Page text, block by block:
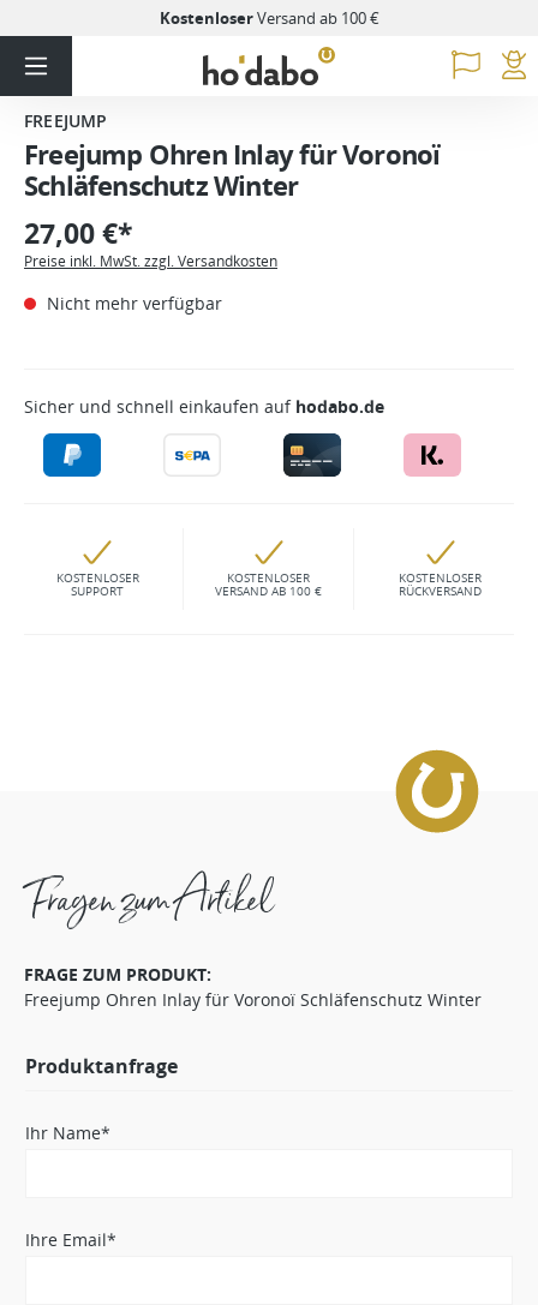
KostenloserVersand ab 100 €
FREEJUMP
Freejump Ohren Inlay für Voronoï
Schläfenschutz Winter
27,00 €*
Preise inkl. MwSt. zzgl. Versandkosten
Nicht mehr verfügbar
Sicher und schnell einkaufen auf hodabo.de
KOSTENLOSER
SUPPORT
KOSTENLOSER
VERSAND AB 100 €
KOSTENLOSER
RÜCKVERSAND
Fragen zum Artikel
FRAGE ZUM PRODUKT:
Freejump Ohren Inlay für Voronoï Schläfenschutz Winter
Produktanfrage
Ihr Name*
Ihre Email*